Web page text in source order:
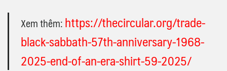
Xem thêm:https://thecircular.org/trade-
black-sabbath-57th-anniversary-1968-
2025-end-of-an-era-shirt-59-2025/